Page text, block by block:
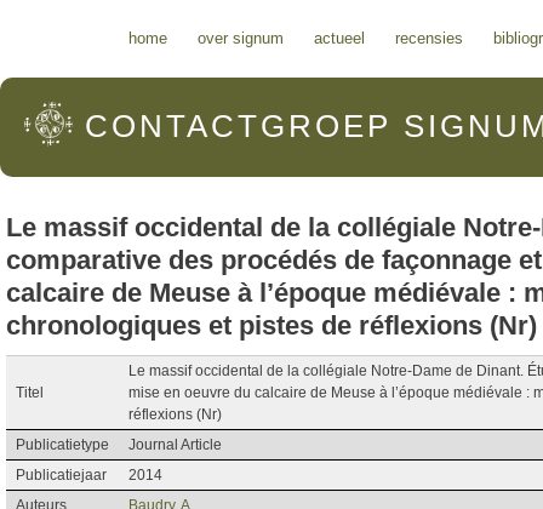
home over signum actueel recensies
CONTACTGROEP
Le massif occidental de la collégiale
comparative des procédés de façonnage
calcaire de Meuse à l’époque médiévale :
chronologiques et pistes de réflexions (Nr)
Titel
Le massif occidental de la collégiale Notre-Dame de Dinant.
mise en oeuvre du calcaire de Meuse à l’époque médiévale :
réflexions (Nr)
Publicatietype
Journal Article
Publicatiejaar
2014
Auteurs
Baudry, A